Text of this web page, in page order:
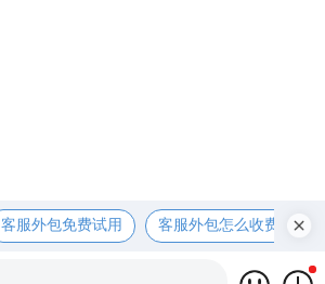
客服外包免费试用 客服外包怎么收费呢